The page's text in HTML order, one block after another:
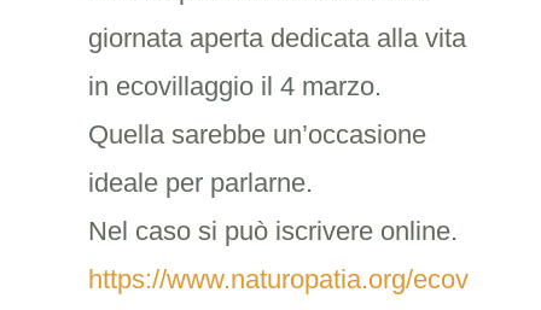
giornata aperta dedicata alla vita
in ecovillaggio il 4 marzo.
Quella sarebbe un’occasione
ideale per parlarne.
Nel caso si può iscrivere online.
https://www.naturopatia.org/ecov